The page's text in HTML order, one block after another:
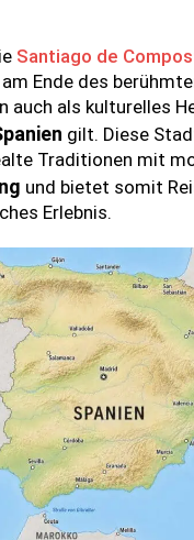
Santiago de
Ende des
auch als kulturelles
gilt. Diese
Traditionen mit
und bietet somit
Erlebnis.